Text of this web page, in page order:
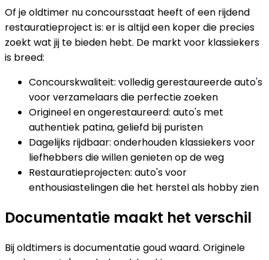
Of je oldtimer nu concoursstaat heeft of een rijdend
restauratieproject is: er is altijd een koper die precies
zoekt wat jij te bieden hebt. De markt voor klassiekers
is breed:
Concourskwaliteit: volledig gerestaureerde auto's
voor verzamelaars die perfectie zoeken
Origineel en ongerestaureerd: auto's met
authentiek patina, geliefd bij puristen
Dagelijks rijdbaar: onderhouden klassiekers voor
liefhebbers die willen genieten op de weg
Restauratieprojecten: auto's voor
enthousiastelingen die het herstel als hobby zien
Documentatie maakt het verschil
Bij oldtimers is documentatie goud waard. Originele